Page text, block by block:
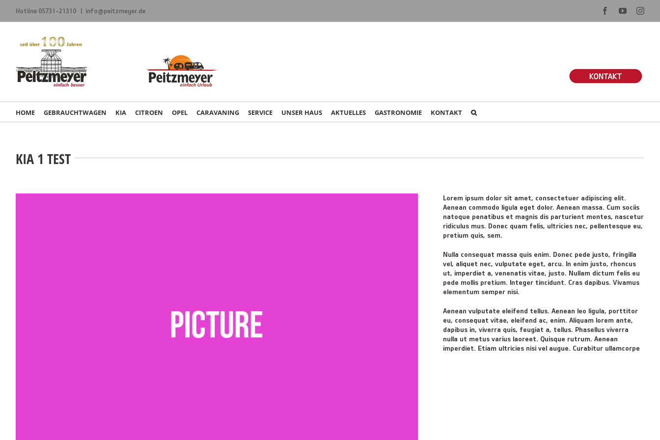
Inhalt
springen
Hotline 05731-21310 info@peitzmeyer.de FacebookYouTube
HOME GEBRAUCHTWAGEN KIA CITROEN OPEL CARAVANING SERVICE UNSER HAUS AKTUELLES GASTRONOMIE KONTAKT
KIA 1 TEST
Lorem ipsum dolor sit amet, consectetuer adipiscing elit.
Aenean commodo ligula eget dolor. Aenean massa. Cum sociis
natoque penatibus et magnis dis parturient montes, nascetur
ridiculus mus. Donec quam felis, ultricies nec, pellentesque eu,
pretium quis, sem.
Nulla consequat massa quis enim. Donec pede justo, fringilla
vel, aliquet nec, vulputate eget, arcu. In enim justo, rhoncus
ut, imperdiet a, venenatis vitae, justo. Nullam dictum felis eu
pede mollis pretium. Integer tincidunt. Cras dapibus. Vivamus
elementum semper nisi.
Aenean vulputate eleifend tellus. Aenean leo ligula, porttitor
eu, consequat vitae, eleifend ac, enim. Aliquam lorem ante,
dapibus in, viverra quis, feugiat a, tellus. Phasellus viverra
nulla ut metus varius laoreet. Quisque rutrum. Aenean
imperdiet. Etiam ultricies nisi vel augue. Curabitur ullamcorpe